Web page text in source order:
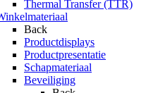
Thermal Transfer (TTR)
Back
Productdisplays
Productpresentatie
Schapmateriaal
Beveiliging